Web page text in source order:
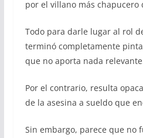
por el villano más chapucero
Todo para darle lugar al rol
terminó completamente
que no aporta nada
Por el contrario, resulta
de la asesina a sueldo que
Sin embargo, parece que no